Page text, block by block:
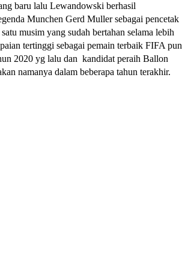
baru lalu Lewandowski berhasil
Munchen Gerd Muller sebagai pencetak
musim yang sudah bertahan selama lebih
tertinggi sebagai pemain terbaik FIFA pun
2020 yg lalu dan kandidat peraih Ballon
namanya dalam beberapa tahun terakhir.